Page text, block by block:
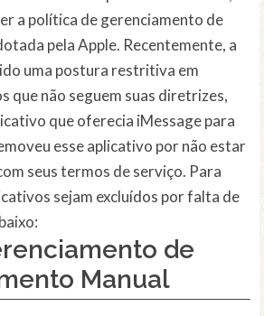
a política de gerenciamento de
pela Apple. Recentemente, a
uma postura restritiva em
que não seguem suas diretrizes,
que oferecia iMessage para
esse aplicativo por não estar
seus termos de serviço. Para
sejam excluídos por falta de
de
Manual